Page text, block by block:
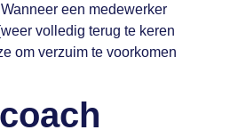
een medewerker
volledig terug te keren
om verzuim te voorkomen